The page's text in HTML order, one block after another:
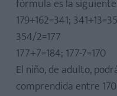
fórmula es la
179+162=341;
354/2=177
177+7=184; 177-7=170
El niño, de adulto,
comprendida entre